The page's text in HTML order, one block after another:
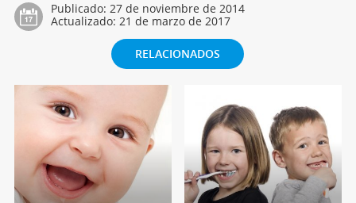
Publicado: 27 de noviembre de 2014
Actualizado: 21 de marzo de 2017
RELACIONADOS